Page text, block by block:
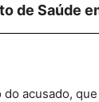
de Saúde
acusado,